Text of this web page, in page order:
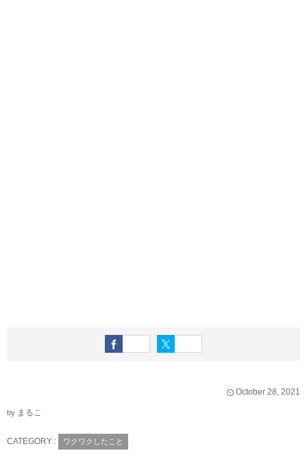
October 28, 2021
by まるこ
CATEGORY : ワクワクしたこと